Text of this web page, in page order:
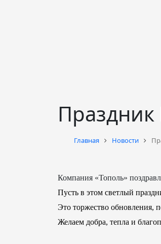
Главная Новости
Компания «Тополь»
Пусть в этом светлый
Это торжество обновления,
Желаем добра, тепла и